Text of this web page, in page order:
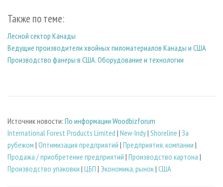
Также по теме:
Лесной сектор Канады
Ведущие производители хвойных пиломатериалов Канады и США
Производство фанеры в США. Оборудование и технологии
Источник новости: По информации Woodbizforum
International Forest Products Limited | New-Indy| Shoreline | За
рубежом | Оптимизация предприятий | Предприятия, компании |
Продажа / приобретение предприятий | Производство картона |
Производство упаковки | ЦБП | Экономика, рынок| США